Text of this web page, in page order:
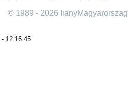
© 1989 - 2026
12:16:45